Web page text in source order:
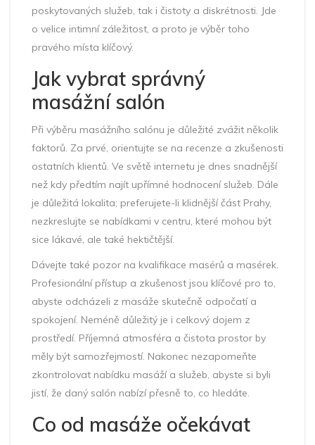
poskytovaných služeb, tak i čistoty a diskrétnosti. Jde
o velice intimní záležitost, a proto je výběr toho
pravého místa klíčový.
Jak vybrat správný
masážní salón
Při výběru masážního salónu je důležité zvážit několik
faktorů. Za prvé, orientujte se na recenze a zkušenosti
ostatních klientů. Ve světě internetu je dnes snadnější
než kdy předtím najít upřímné hodnocení služeb. Dále
je důležitá lokalita; preferujete-li klidnější část Prahy,
nezkreslujte se nabídkami v centru, které mohou být
sice lákavé, ale také hektičtější.
Dávejte také pozor na kvalifikace masérů a masérek.
Profesionální přístup a zkušenost jsou klíčové pro to,
abyste odcházeli z masáže skutečně odpočatí a
spokojení. Neméně důležitý je i celkový dojem z
prostředí. Příjemná atmosféra a čistota prostor by
měly být samozřejmostí. Nakonec nezapomeňte
zkontrolovat nabídku masáží a služeb, abyste si byli
jistí, že daný salón nabízí přesně to, co hledáte.
Co od masáže očekávat